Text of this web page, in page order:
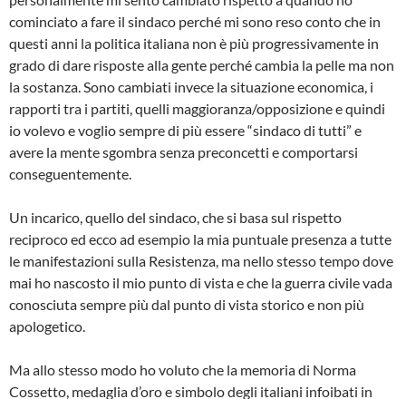
cominciato a fare il sindaco perché mi sono reso conto che in
questi anni la politica italiana non è più progressivamente in
grado di dare risposte alla gente perché cambia la pelle ma non
la sostanza. Sono cambiati invece la situazione economica, i
rapporti tra i partiti, quelli maggioranza/opposizione e quindi
io volevo e voglio sempre di più essere “sindaco di tutti” e
avere la mente sgombra senza preconcetti e comportarsi
conseguentemente.
Un incarico, quello del sindaco, che si basa sul rispetto
reciproco ed ecco ad esempio la mia puntuale presenza a tutte
le manifestazioni sulla Resistenza, ma nello stesso tempo dove
mai ho nascosto il mio punto di vista e che la guerra civile vada
conosciuta sempre più dal punto di vista storico e non più
apologetico.
Ma allo stesso modo ho voluto che la memoria di Norma
Cossetto, medaglia d’oro e simbolo degli italiani infoibati in